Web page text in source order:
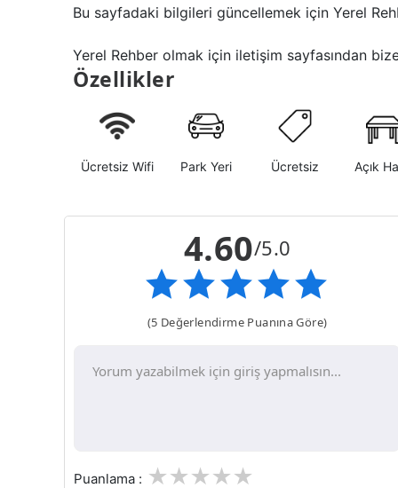
Bu sayfadaki bilgileri güncellemek için Yerel
Yerel Rehber olmak için iletişim sayfasından
Özellikler
Ücretsiz Wifi Park Yeri Ücretsiz Açık
4.60/5.0
(5 Değerlendirme Puanına Göre)
Puanlama : 3
2
1